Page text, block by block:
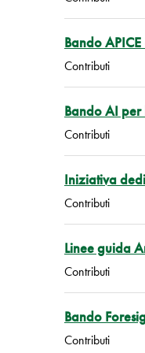
Bando
Contributi
Bando AI per
Contributi
Iniziativa
Contributi
Linee guida
Contributi
Bando
Contributi